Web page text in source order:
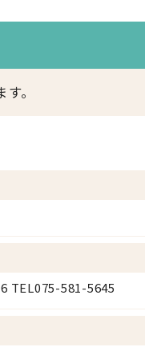
。
TEL075-581-5645